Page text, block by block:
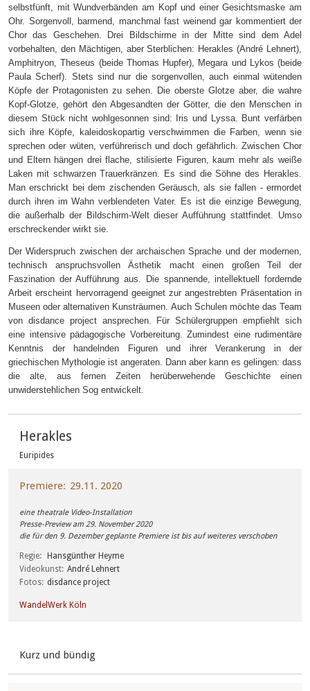
selbstfünft, mit Wundverbänden am Kopf und einer Gesichtsmaske am
Ohr. Sorgenvoll, barmend, manchmal fast weinend gar kommentiert der
Chor das Geschehen. Drei Bildschirme in der Mitte sind dem Adel
vorbehalten, den Mächtigen, aber Sterblichen: Herakles (André Lehnert),
Amphitryon, Theseus (beide Thomas Hupfer), Megara und Lykos (beide
Paula Scherf). Stets sind nur die sorgenvollen, auch einmal wütenden
Köpfe der Protagonisten zu sehen. Die oberste Glotze aber, die wahre
Kopf-Glotze, gehört den Abgesandten der Götter, die den Menschen in
diesem Stück nicht wohlgesonnen sind: Iris und Lyssa. Bunt verfärben
sich ihre Köpfe, kaleidoskopartig verschwimmen die Farben, wenn sie
sprechen oder wüten, verführerisch und doch gefährlich. Zwischen Chor
und Eltern hängen drei flache, stilisierte Figuren, kaum mehr als weiße
Laken mit schwarzen Trauerkränzen. Es sind die Söhne des Herakles.
Man erschrickt bei dem zischenden Geräusch, als sie fallen - ermordet
durch ihren im Wahn verblendeten Vater. Es ist die einzige Bewegung,
die außerhalb der Bildschirm-Welt dieser Aufführung stattfindet. Umso
erschreckender wirkt sie.
Der Widerspruch zwischen der archaischen Sprache und der modernen,
technisch anspruchsvollen Ästhetik macht einen großen Teil der
Faszination der Aufführung aus. Die spannende, intellektuell fordernde
Arbeit erscheint hervorragend geeignet zur angestrebten Präsentation in
Museen oder alternativen Kunsträumen. Auch Schulen möchte das Team
von disdance project ansprechen. Für Schülergruppen empfiehlt sich
eine intensive pädagogische Vorbereitung. Zumindest eine rudimentäre
Kenntnis der handelnden Figuren und ihrer Verankerung in der
griechischen Mythologie ist angeraten. Dann aber kann es gelingen: dass
die alte, aus fernen Zeiten herüberwehende Geschichte einen
unwiderstehlichen Sog entwickelt.
Herakles
Euripides
Premiere 29.11. 2020
eine theatrale Video-Installation
Presse-Preview am 29. November 2020
die für den 9. Dezember geplante Premiere ist bis auf weiteres verschoben
Regie
Hansgünther Heyme
Videokunst André Lehnert
Fotos
disdance project
WandelWerk Köln
Kurz und bündig